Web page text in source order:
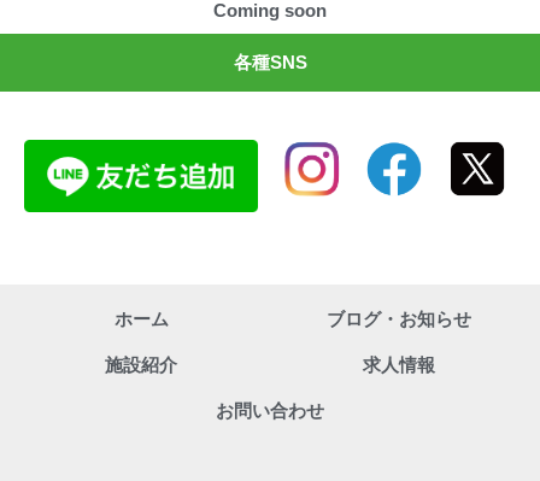
Coming soon
各種SNS
ホーム ブログ・お知らせ
施設紹介 求人情報
お問い合わせ